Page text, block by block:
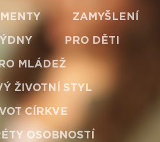
ZAMYŠLENÍ
PRO DĚTI
MLÁDEŽ
ŽIVOTNÍ STYL
CÍRKVE
OSOBNOSTÍ